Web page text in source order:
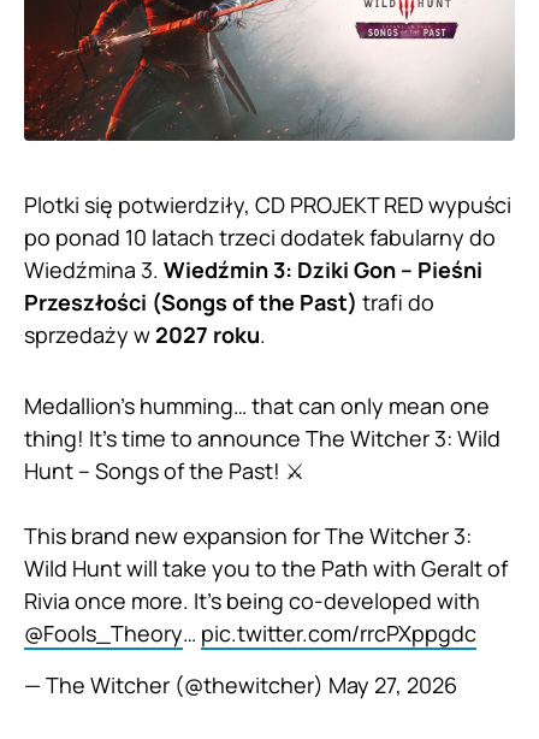
Plotki się potwierdziły, CD PROJEKT RED wypuści
po ponad 10 latach trzeci dodatek fabularny do
Wiedźmina 3. Wiedźmin 3: Dziki Gon – Pieśni
Przeszłości (Songs of the Past) trafi do
sprzedaży w 2027 roku.
Medallion's humming… that can only mean one
thing! It's time to announce The Witcher 3: Wild
Hunt – Songs of the Past! ⚔️
This brand new expansion for The Witcher 3:
Wild Hunt will take you to the Path with Geralt of
Rivia once more. It’s being co-developed with
@Fools_Theory… pic.twitter.com/rrcPXppgdc
— The Witcher (@thewitcher) May 27, 2026